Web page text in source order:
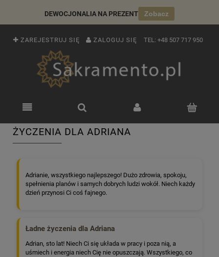
DEWOCJONALIA NA PREZENT Zobacz
ZAREJESTRUJ SIĘ ZALOGUJ SIĘ TEL: +48 507 717 950
ŻYCZENIA DLA ADRIANA
Adrianie, wszystkiego najlepszego! Dużo zdrowia, spokoju,
spełnienia planów i samych dobrych ludzi wokół. Niech każdy
dzień przynosi Ci coś fajnego.
Ładne życzenia dla Adriana
Adrian, sto lat! Niech Ci się układa w pracy i poza nią, a
uśmiech i energia niech Cię nie opuszczają. Wszystkiego, co